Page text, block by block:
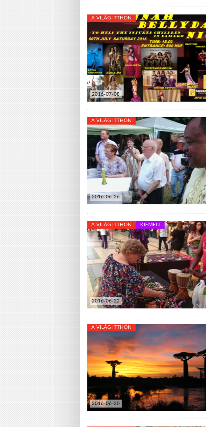
2016-07-08
A VILÁG ITTHON
2016-06-26
A VILÁG ITTHON
2016-06-22
A VILÁG ITTHON KIEMELT
2016-06-20
A VILÁG ITTHON